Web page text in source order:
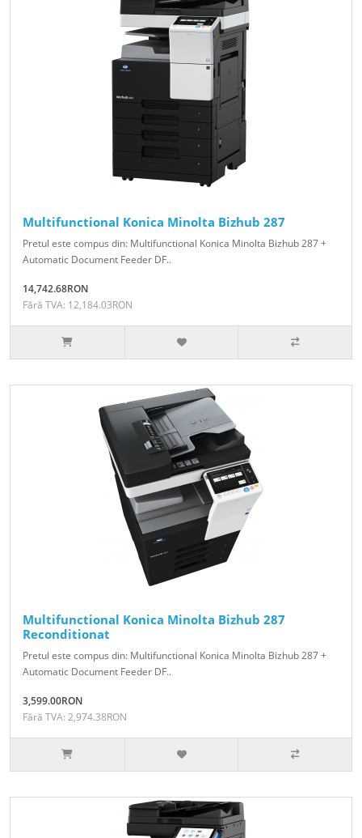
Multifunctional Konica Minolta Bizhub 287
Pretul este compus din: Multifunctional Konica Minolta Bizhub 287 +
Automatic Document Feeder DF..
14,742.68RON
Fără TVA: 12,184.03RON
Multifunctional Konica Minolta Bizhub 287
Reconditionat
Pretul este compus din: Multifunctional Konica Minolta Bizhub 287 +
Automatic Document Feeder DF..
3,599.00RON
Fără TVA: 2,974.38RON